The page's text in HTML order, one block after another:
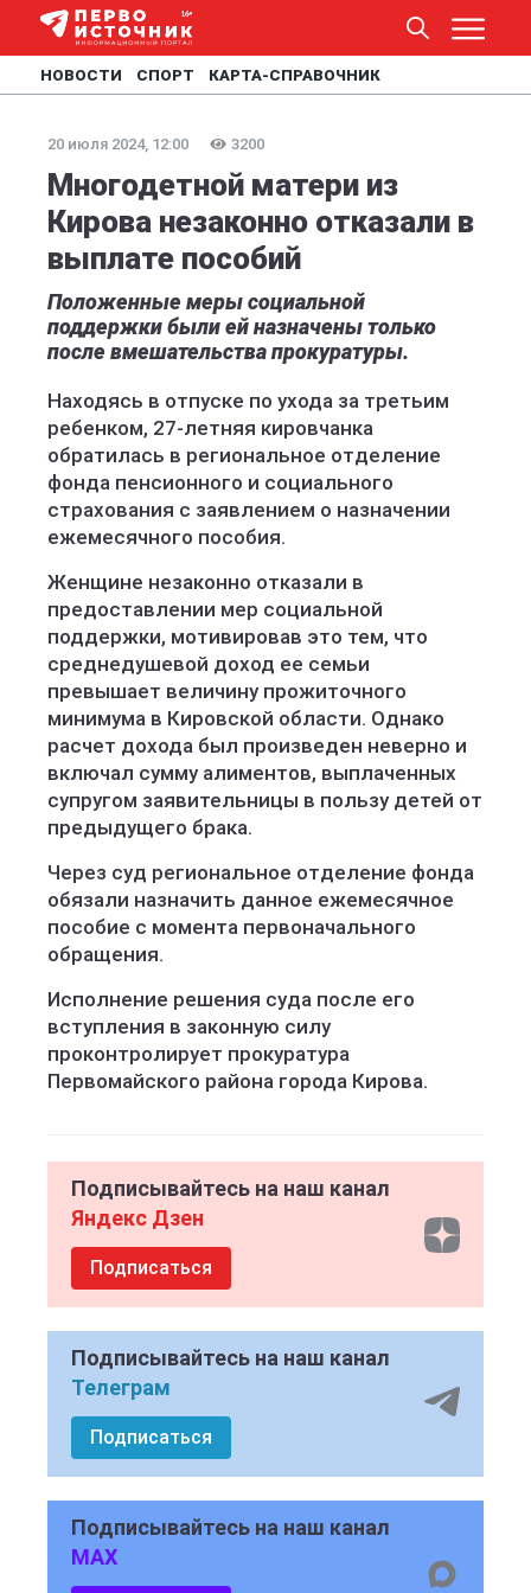
НОВОСТИ СПОРТ КАРТА-СПРАВОЧНИК
20 июля 2024, 12:00 3200
Многодетной матери из
Кирова незаконно отказали в
выплате пособий
Положенные меры социальной
поддержки были ей назначены только
после вмешательства прокуратуры.
Находясь в отпуске по ухода за третьим
ребенком, 27-летняя кировчанка
обратилась в региональное отделение
фонда пенсионного и социального
страхования с заявлением о назначении
ежемесячного пособия.
Женщине незаконно отказали в
предоставлении мер социальной
поддержки, мотивировав это тем, что
среднедушевой доход ее семьи
превышает величину прожиточного
минимума в Кировской области. Однако
расчет дохода был произведен неверно и
включал сумму алиментов, выплаченных
супругом заявительницы в пользу детей от
предыдущего брака.
Через суд региональное отделение фонда
обязали назначить данное ежемесячное
пособие с момента первоначального
обращения.
Исполнение решения суда после его
вступления в законную силу
проконтролирует прокуратура
Первомайского района города Кирова.
Подписывайтесь на наш канал
Яндекс Дзен
Подписаться
Подписывайтесь на наш канал
Телеграм
Подписаться
Подписывайтесь на наш канал
MAX